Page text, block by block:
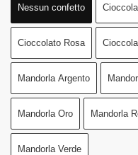
Nessun confetto
Cioccolato Rosa
Mandorla Argento
Mandorla Oro Mandorla
Mandorla Verde